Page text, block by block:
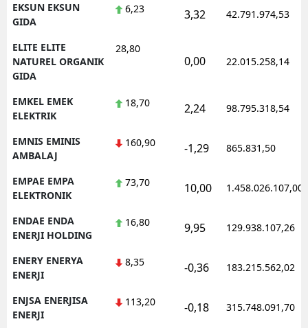
EKSUN EKSUN
GIDA
6,23 3,32 42.791.974,53
ELITE ELITE
NATUREL ORGANIK
GIDA
28,80
0,00 22.015.258,14
EMKEL EMEK
ELEKTRIK
18,70 2,24 98.795.318,54
EMNIS EMINIS
AMBALAJ
160,90 -1,29 865.831,50
EMPAE EMPA
ELEKTRONIK
73,70 10,00 1.458.026.107,00
ENDAE ENDA
ENERJI HOLDING
16,80 9,95 129.938.107,26
ENERY ENERYA
ENERJI
8,35 -0,36 183.215.562,02
ENJSA ENERJISA
ENERJI
113,20 -0,18 315.748.091,70